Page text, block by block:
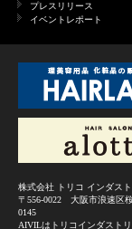
プレスリリース
イベントレポート
株式会社 トリコ インダス
〒556-0022 大阪市浪速区
0145
AIVILはトリコインダスト